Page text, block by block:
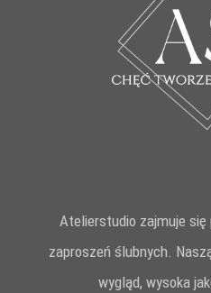
Atelierstudio zajmuje się
zaproszeń ślubnych.
wygląd, wysoka